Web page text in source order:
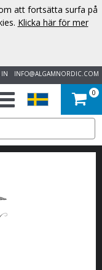
INFO@ALGAMNORDIC.COM
IN
0
att fortsätta surfa på
Klicka här för mer